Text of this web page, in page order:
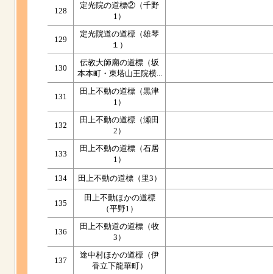
128
定光院の道標②（千野
1）
129
定光院道の道標（雄琴
１）
130
伝教大師廟の道標（坂
本本町・東塔山王院横...
131
田上不動の道標（黒津
1）
132
田上不動の道標（瀬田
2）
133
田上不動の道標（石居
1）
134 田上不動の道標（里3）
135
田上不動ほかの道標
（平野1）
136
田上不動道の道標（牧
3）
137
途中村ほかの道標（伊
香立下龍華町）